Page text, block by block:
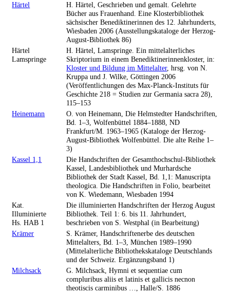
Härtel
H. Härtel, Geschrieben und gemalt. Gelehrte
Bücher aus Frauenhand. Eine Klosterbibliothek
sächsischer Benediktinerinnen des 12. Jahrhunderts,
Wiesbaden 2006 (Ausstellungskataloge der Herzog-
August-Bibliothek 86)
Härtel
Lamspringe
H. Härtel, Lamspringe. Ein mittelalterliches
Skriptorium in einem Benediktinerinnenkloster, in:
Kloster und Bildung im Mittelalter, hrsg. von N.
Kruppa und J. Wilke, Göttingen 2006
(Veröffentlichungen des Max-Planck-Instituts für
Geschichte 218 = Studien zur Germania sacra 28),
115–153
Heinemann
O. von Heinemann, Die Helmstedter Handschriften,
Bd. 1–3, Wolfenbüttel 1884–1888, ND
Frankfurt/M. 1963–1965 (Kataloge der Herzog-
August-Bibliothek Wolfenbüttel. Die alte Reihe 1–
3)
Kassel 1,1
Die Handschriften der Gesamthochschul-Bibliothek
Kassel, Landesbibliothek und Murhardsche
Bibliothek der Stadt Kassel, Bd. 1,1: Manuscripta
theologica. Die Handschriften in Folio, bearbeitet
von K. Wiedemann, Wiesbaden 1994
Kat.
Illuminierte
Hs. HAB 1
Die illuminierten Handschriften der Herzog August
Bibliothek. Teil 1: 6. bis 11. Jahrhundert,
beschrieben von S. Westphal (in Bearbeitung)
Krämer
S. Krämer, Handschriftenerbe des deutschen
Mittelalters, Bd. 1–3, München 1989–1990
(Mittelalterliche Bibliothekskataloge Deutschlands
und der Schweiz. Ergänzungsband 1)
Milchsack
G. Milchsack, Hymni et sequentiae cum
compluribus aliis et latinis et gallicis necnon
theotiscis carminibus …, Halle/S. 1886